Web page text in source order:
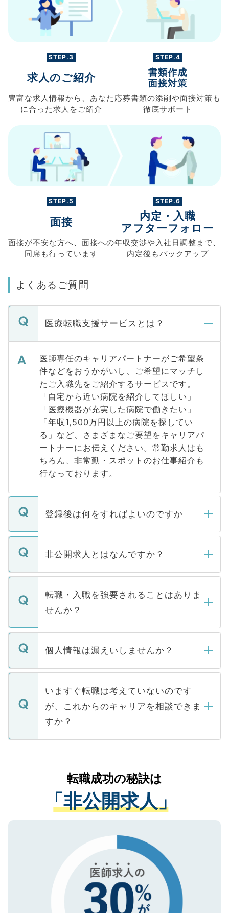
STEP.3
求人のご紹介
豊富な求人情報から、 あなた
に合った求人を ご紹介
STEP.4
書類作成
面接対策
応募書類の添削や面接対策も
徹底サポート
STEP.5
面接
面接が不安な方へ、 面接への
同席も行っています
STEP.6
内定・入職
アフターフォロー
年収交渉や入社日調整まで、
内定後もバックアップ
よくあるご質問
医療転職支援サービスとは？
医師専任のキャリアパートナーがご希望条
件などをおうかがいし、ご希望にマッチし
たご入職先をご紹介するサービスです。
「自宅から近い病院を紹介してほしい」
「医療機器が充実した病院で働きたい」
「年収1,500万円以上の病院を探してい
る」など、さまざまなご要望をキャリアパ
ートナーにお伝えください。常勤求人はも
ちろん、非常勤・スポットのお仕事紹介も
行なっております。
登録後は何をすればよいのですか
ご登録いただきましたら、弊社担当者がご
登録内容を確認し、その後メールもしくは
ます。通常、5営業日以内にはご連絡をせて
いただきますので、しばらくお待ちくださ
い。
非公開求人とはなんですか？
マイナビDOCTORで取り扱っている求人の
うち約3割は、Webサイトからご覧いただ
けない「非公開求人」です。非公開求人は
下記の理由によって、一般には公開してい
ません。
■応募殺到を避けるため 人気のある医療機
関を公にしてしまうと、応募が殺到する場
に、医療機関が求める条件に合った人材の
みを人材紹介会社に依頼するケースが増え
ています。
転職・入職を強要されることはありま
せんか？
転職・入職を強要することは一切ありませ
ん。また、仮に応募先から内定をいただい
定を承諾する必要はありません。内定先へ
の辞退の連絡はキャリアパートナーが行い
ますので、ご安心ください。
個人情報は漏えいしませんか？
個人情報が漏えいすることはありませんの
で、ご安心ください。当サイトからの登録
などで収集したご登録者様の個人情報は、
ご本人のキャリアアップおよび転職活動の
支援を目的に使用いたします。お預かりし
ているすべての個人データはご本人の許可
は、個人情報の取り扱いについての厳密な
管理基準を満たした事業者のみに付与され
る、プライバシーマークを取得済みです。
ご登録いただいた個人情報は、SSL（デー
で、機密保持に関してもご安心ください。
いますぐ転職は考えていないのです
が、これからのキャリアを相談できま
すか？
かがいして、現在の医療機関の状況や紹介
経験をまじえながら、適切なアドバイスを
させていただきます。すぐにご転職をされ
ない方には、長期的なサポートが可能です
ので、まずはご登録ください。
転職成功の秘訣は
「非公開求人」